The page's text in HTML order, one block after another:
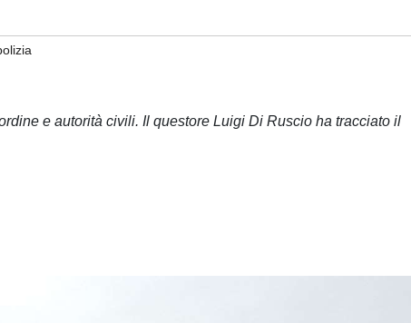
e autorità civili. Il questore Luigi Di Ruscio ha tracciato il